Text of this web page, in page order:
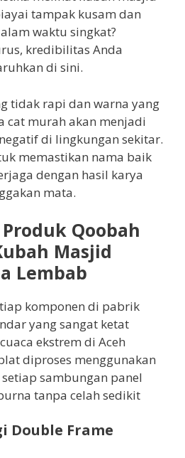
tampak kusam dan
waktu singkat?
kredibilitas Anda
di sini.
tidak rapi dan warna yang
cat murah akan menjadi
di lingkungan sekitar.
memastikan nama baik
dengan hasil karya
mata.
Qoobah
Masjid
Lembab
komponen di pabrik
yang sangat ketat
ekstrem di Aceh
diproses menggunakan
sambungan panel
tanpa celah sedikit
Double Frame